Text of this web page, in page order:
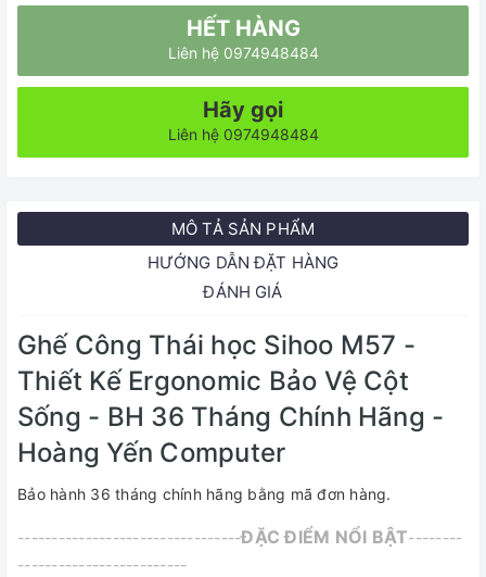
HẾT HÀNG
Liên hệ 0974948484
Hãy gọi
Liên hệ 0974948484
MÔ TẢ SẢN PHẨM
HƯỚNG DẪN ĐẶT HÀNG
ĐÁNH GIÁ
Ghế Công Thái học Sihoo M57 -
Thiết Kế Ergonomic Bảo Vệ Cột
Sống - BH 36 Tháng Chính Hãng -
Hoàng Yến Computer
Bảo hành 36 tháng chính hãng bằng mã đơn hàng.
---------------------------------ĐẶC ĐIỂM NỔI BẬT--------
-------------------------